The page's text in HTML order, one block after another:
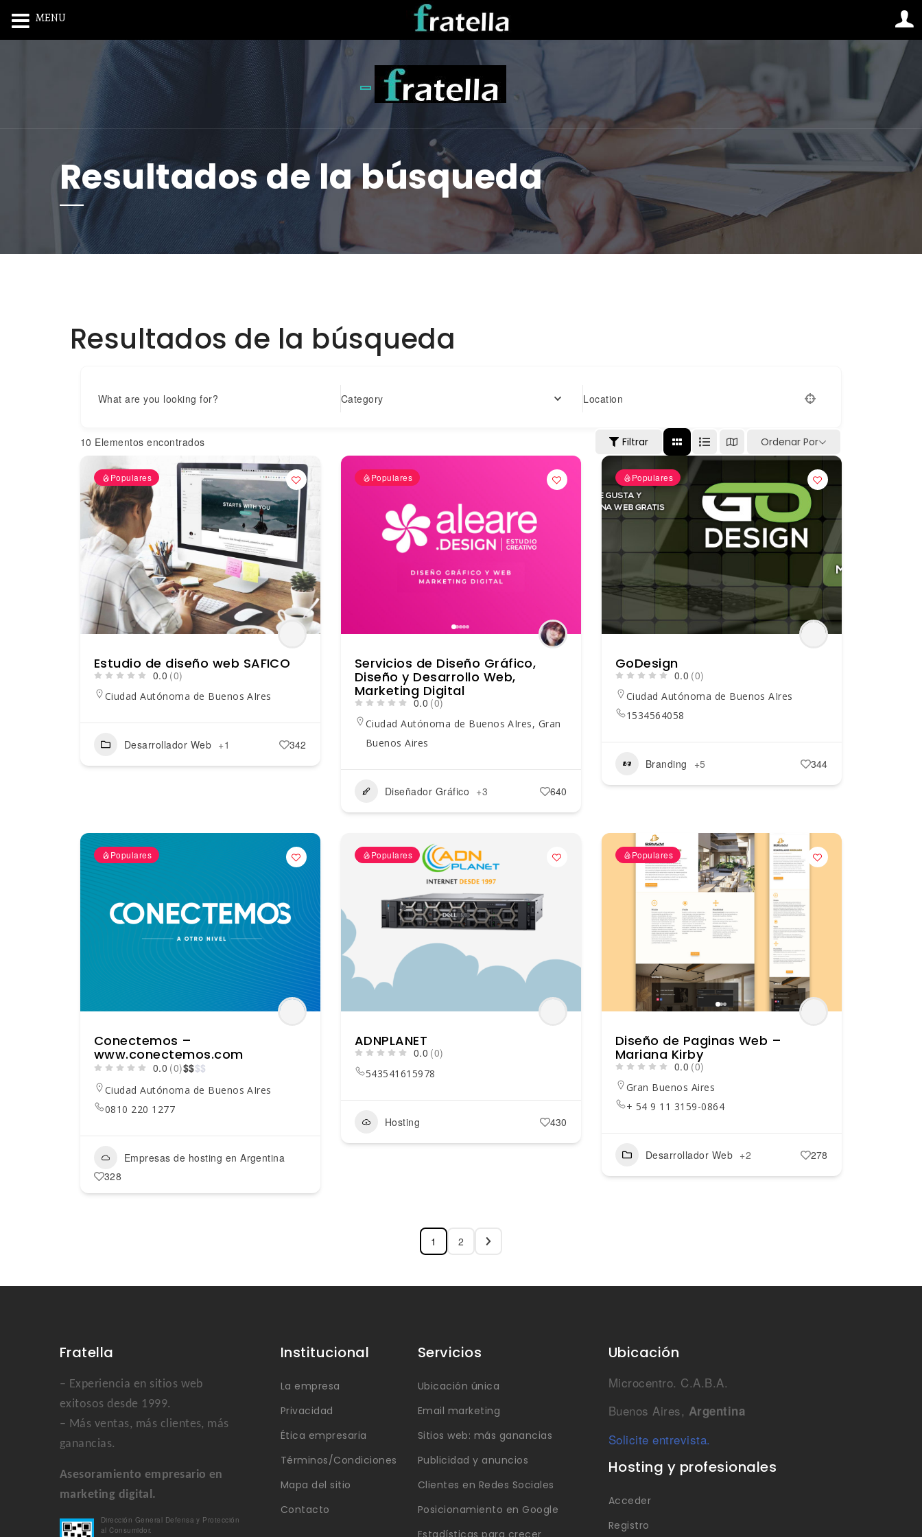
Toggle navigation
Resultados de la búsqueda
Resultados de la búsqueda
What are you looking for? Category Location
10 Elementos encontrados Filtrar Ordenar Por
Populares
Estudio de diseño web SAFICO
0.0 (0)
Ciudad Autónoma de Buenos AIres
Desarrollador Web +1 342
Populares
Servicios de Diseño Gráfico,
Diseño y Desarrollo Web,
Marketing Digital
0.0 (0)
Ciudad Autónoma de Buenos AIres, Gran
Buenos Aires
Diseñador Gráfico +3 640
Populares
GoDesign
0.0 (0)
Ciudad Autónoma de Buenos AIres
1534564058
Branding +5 344
Populares
Conectemos –
www.conectemos.com
0.0 (0)$$$$
Ciudad Autónoma de Buenos AIres
0810 220 1277
Empresas de hosting en Argentina
328
Populares
ADNPLANET
0.0 (0)
543541615978
Hosting 430
Populares
Diseño de Paginas Web –
Mariana Kirby
0.0 (0)
Gran Buenos Aires
+ 54 9 11 3159-0864
Desarrollador Web +2 278
1 2
Fratella
– Experiencia en sitios web
exitosos desde 1999.
– Más ventas, más clientes, más
ganancias.
Asesoramiento empresario en
marketing digital.
Dirección General Defensa y Protección
al Consumidor.
Institucional
La empresa
Privacidad
Ética empresaria
Términos/Condiciones
Mapa del sitio
Contacto
Servicios
Ubicación única
Email marketing
Sitios web: más ganancias
Publicidad y anuncios
Clientes en Redes Sociales
Posicionamiento en Google
Estadísticas para crecer
Ubicación
Microcentro. C.A.B.A.
Buenos Aires, Argentina
Solicite entrevista.
Hosting y profesionales
Acceder
Registro
MENU